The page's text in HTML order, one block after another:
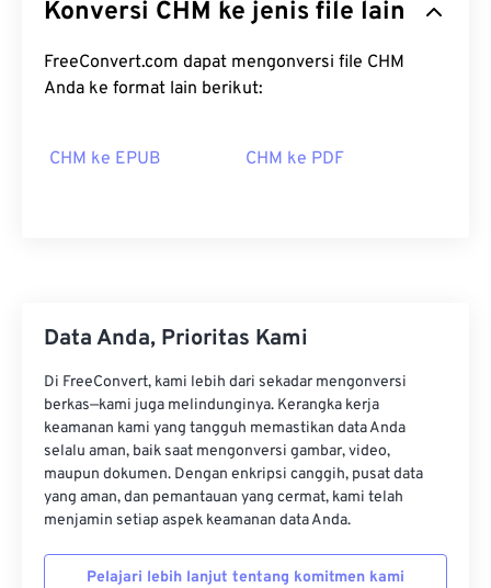
Konversi CHM ke jenis file lain
FreeConvert.com dapat mengonversi file CHM
Anda ke format lain berikut:
CHM ke EPUB CHM ke PDF
Data Anda, Prioritas Kami
Di FreeConvert, kami lebih dari sekadar mengonversi
berkas—kami juga melindunginya. Kerangka kerja
keamanan kami yang tangguh memastikan data Anda
selalu aman, baik saat mengonversi gambar, video,
maupun dokumen. Dengan enkripsi canggih, pusat data
yang aman, dan pemantauan yang cermat, kami telah
menjamin setiap aspek keamanan data Anda.
Pelajari lebih lanjut tentang komitmen kami